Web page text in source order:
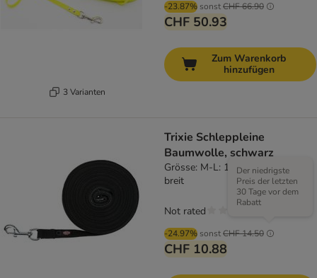
3 Varianten
-23.87% sonstCHF 66.90
CHF 50.93
Zum Warenkorb
hinzufügen
Trixie Schleppleine
Baumwolle, schwarz
Grösse: M-L: 15 m lang / 20 mm
breit
-24.97% sonstCHF 14.50
Der niedrigste
Preis der letzten
30 Tage vor dem
Rabatt
CHF 10.88
Not rated